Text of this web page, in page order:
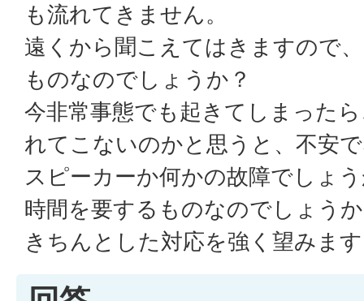
も流れてきません。
遠くから聞こえてはきますので
ものなのでしょうか？
今非常事態でも起きてしまった
れてこないのかと思うと、不安
スピーカーか何かの故障でしょ
時間を要するものなのでしょう
きちんとした対応を強く望みま